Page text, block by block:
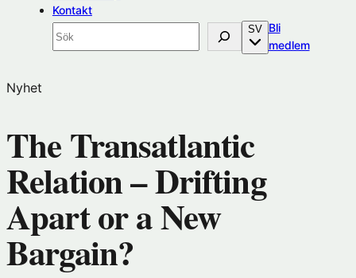
Kontakt
Sök
SV Bli
medlem(öppnas
Nyhet
The Transatlantic
Relation – Drifting
Apart or a New
Bargain?